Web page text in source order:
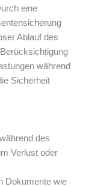
eine
Ablauf des
während
Sicherheit
des
Verlust oder
Dokumente wie